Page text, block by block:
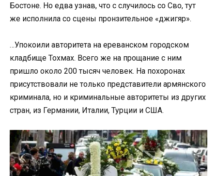
Бостоне. Но едва узнав, что с случилось со Сво, тут
же исполнила со сцены пронзительное «джигяр».
…Упокоили авторитета на ереванском городском
кладбище Тохмах. Всего же на прощание с ним
пришло около 200 тысяч человек. На похоронах
присутствовали не только представители армянского
криминала, но и криминальные авторитеты из других
стран, из Германии, Италии, Турции и США.